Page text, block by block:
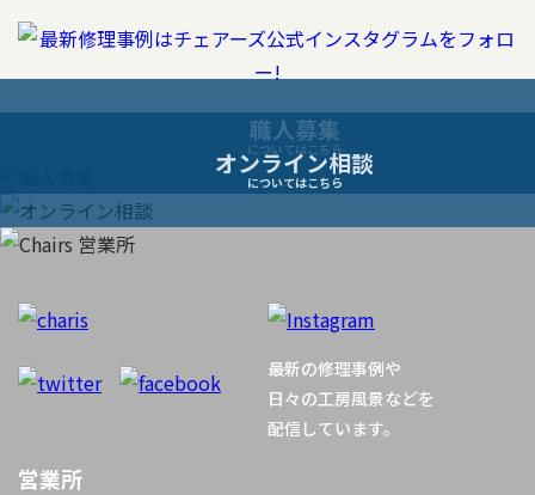
職人募集
についてはこちら
オンライン相談
についてはこちら
最新の修理事例や
日々の工房風景などを
配信しています。
営業所